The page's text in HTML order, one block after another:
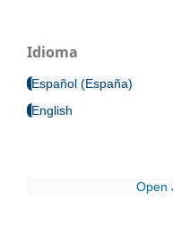
Idioma
Español (España)
English
Open